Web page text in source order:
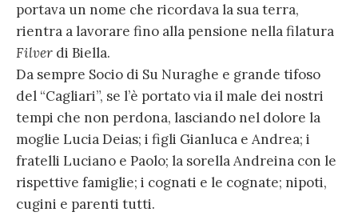
portava un nome che ricordava la sua terra,
rientra a lavorare fino alla pensione nella filatura
Filver di Biella.
Da sempre Socio di Su Nuraghe e grande tifoso
del “Cagliari”, se l’è portato via il male dei nostri
tempi che non perdona, lasciando nel dolore la
moglie Lucia Deias; i figli Gianluca e Andrea; i
fratelli Luciano e Paolo; la sorella Andreina con le
rispettive famiglie; i cognati e le cognate; nipoti,
cugini e parenti tutti.